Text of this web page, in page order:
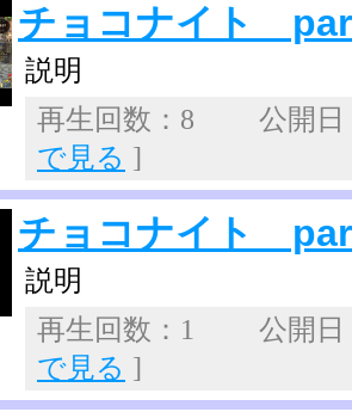
チョコナイト
説明
再生回数：8 公開
で見る ]
チョコナイト
説明
再生回数：1 公開
で見る ]